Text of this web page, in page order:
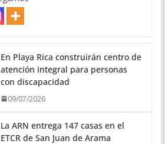
En Playa Rica construirán centro de
atención integral para personas
con discapacidad
09/07/2026
La ARN entrega 147 casas en el
ETCR de San Juan de Arama